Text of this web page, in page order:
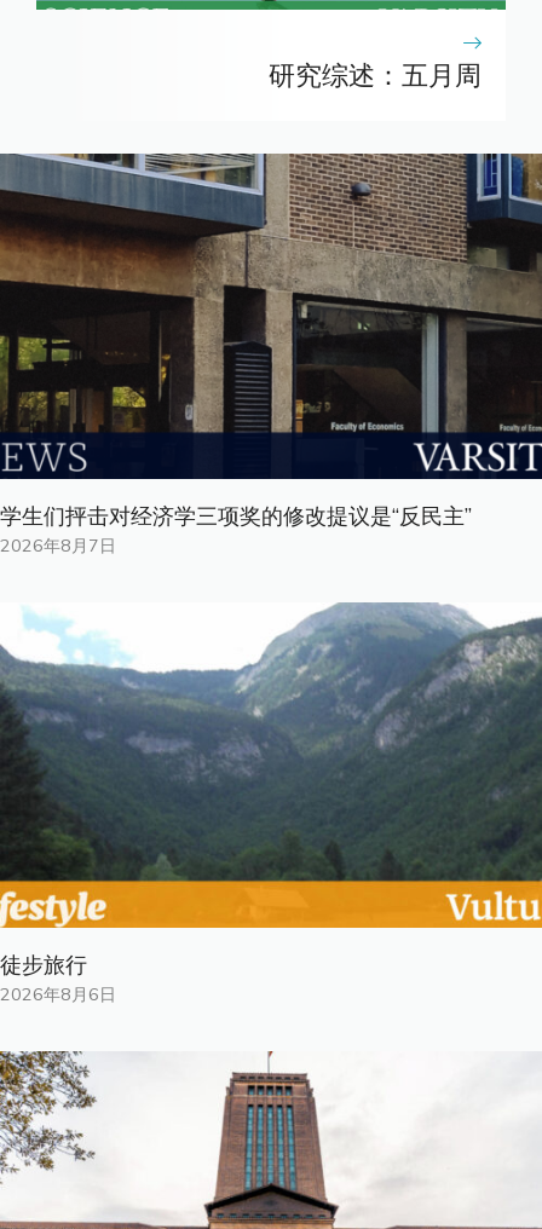
研究综述：五月周
学生们抨击对经济学三项奖的修改提议是“反民主”
2026年8月7日
徒步旅行
2026年8月6日